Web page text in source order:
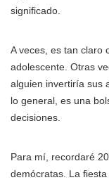
significado.
A veces, es tan claro
adolescente. Otras
alguien invertiría sus
lo general, es una
decisiones.
Para mí, recordaré
demócratas. La